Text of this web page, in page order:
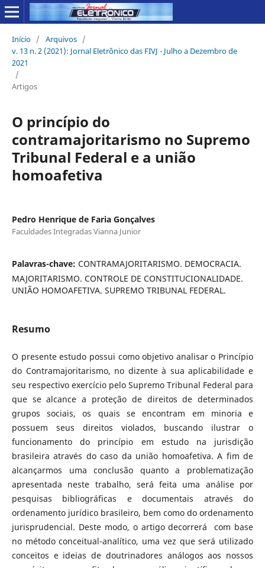
Início / Arquivos /
v. 13 n. 2 (2021): Jornal Eletrônico das FIVJ - Julho a Dezembro de
2021
/
Artigos
O princípio do
contramajoritarismo no Supremo
Tribunal Federal e a união
homoafetiva
Pedro Henrique de Faria Gonçalves
Faculdades Integradas Vianna Junior
Palavras-chave: CONTRAMAJORITARISMO. DEMOCRACIA.
MAJORITARISMO. CONTROLE DE CONSTITUCIONALIDADE.
UNIÃO HOMOAFETIVA. SUPREMO TRIBUNAL FEDERAL.
Resumo
O presente estudo possui como objetivo analisar o Princípio
do Contramajoritarismo, no dizente à sua aplicabilidade e
seu respectivo exercício pelo Supremo Tribunal Federal para
que se alcance a proteção de direitos de determinados
grupos sociais, os quais se encontram em minoria e
possuem seus direitos violados, buscando ilustrar o
funcionamento do princípio em estudo na jurisdição
brasileira através do caso da união homoafetiva. A fim de
alcançarmos uma conclusão quanto a problematização
apresentada neste trabalho, será feita uma análise por
pesquisas bibliográficas e documentais através do
ordenamento jurídico brasileiro, bem como do ordenamento
jurisprudencial. Deste modo, o artigo decorrerá com base
no método conceitual-analítico, uma vez que será utilizado
conceitos e ideias de doutrinadores análogos aos nossos